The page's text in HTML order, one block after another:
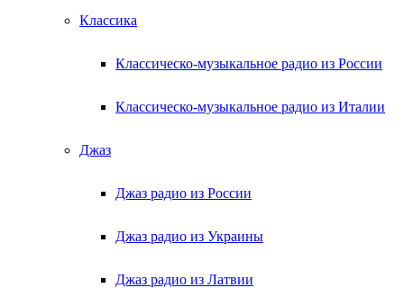
Классика
Классическо-музыкальное радио из России
Классическо-музыкальное радио из Италии
Джаз
Джаз радио из России
Джаз радио из Украины
Джаз радио из Латвии